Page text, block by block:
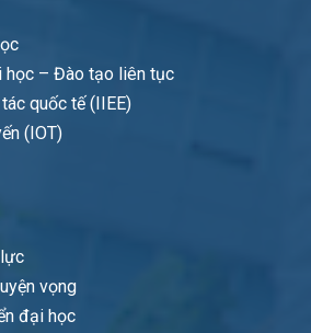
học – Đào tạo liên tục
quốc tế (IIEE)
(IOT)
vọng
đại học